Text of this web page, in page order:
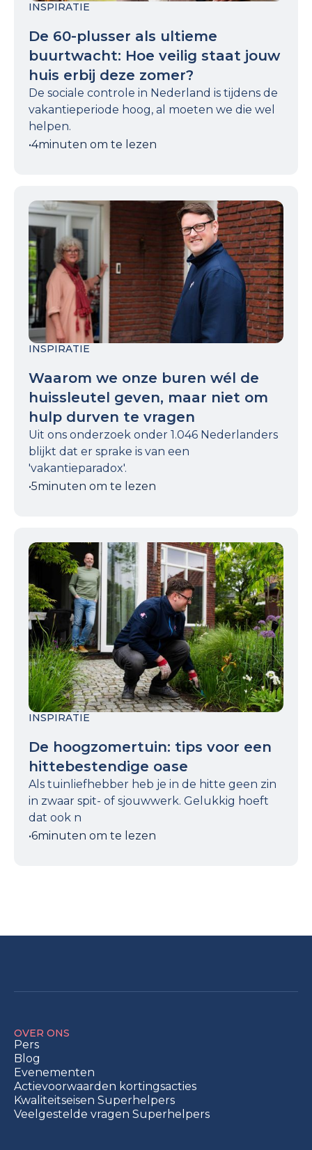
INSPIRATIE
De 60-plusser als ultieme
buurtwacht: Hoe veilig staat jouw
huis erbij deze zomer?
De sociale controle in Nederland is tijdens de
vakantieperiode hoog, al moeten we die wel
helpen.
•4minuten om te lezen
INSPIRATIE
Waarom we onze buren wél de
huissleutel geven, maar niet om
hulp durven te vragen
Uit ons onderzoek onder 1.046 Nederlanders
blijkt dat er sprake is van een
'vakantieparadox'.
•5minuten om te lezen
INSPIRATIE
De hoogzomertuin: tips voor een
hittebestendige oase
Als tuinliefhebber heb je in de hitte geen zin
in zwaar spit- of sjouwwerk. Gelukkig hoeft
dat ook n
•6minuten om te lezen
OVER ONS
Pers
Blog
Evenementen
Actievoorwaarden kortingsacties
Kwaliteitseisen Superhelpers
Veelgestelde vragen Superhelpers